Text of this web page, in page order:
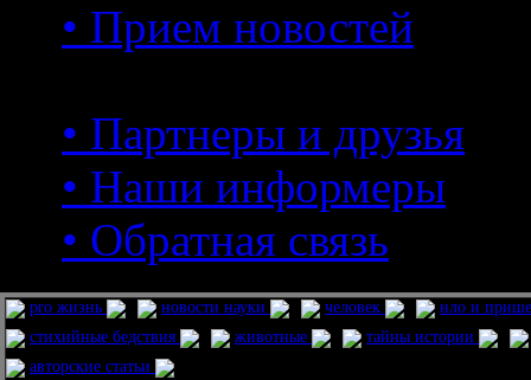
• Прием новостей
• Партнеры и друзья
• Наши информеры
• Обратная связь
pro жизнь новости науки человек
нло и
стихийные бедствия
животные
тайны истории
авторские статьи